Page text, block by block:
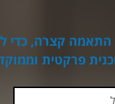
פרקטית